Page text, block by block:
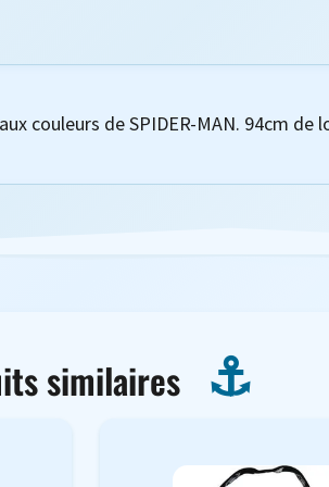
couleurs de SPIDER-MAN. 94cm de
similaires